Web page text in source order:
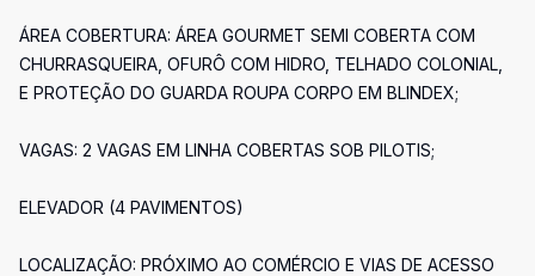
ÁREA COBERTURA: ÁREA GOURMET SEMI COBERTA COM
CHURRASQUEIRA, OFURÔ COM HIDRO, TELHADO COLONIAL,
E PROTEÇÃO DO GUARDA ROUPA CORPO EM BLINDEX;
VAGAS: 2 VAGAS EM LINHA COBERTAS SOB PILOTIS;
ELEVADOR (4 PAVIMENTOS)
LOCALIZAÇÃO: PRÓXIMO AO COMÉRCIO E VIAS DE ACESSO